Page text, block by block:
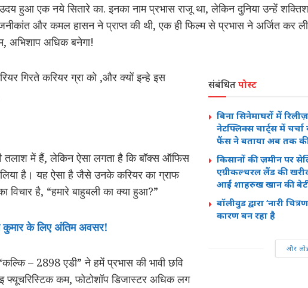
हुआ एक नये सितारे का. इनका नाम प्रभास राजू था, लेकिन दुनिया उन्हें
और कमल हासन ने प्राप्त की थी, एक ही फिल्म से प्रभास ने अर्जित कर
अभिशाप अधिक बनेगा!
संबंधितपोस्ट
बिना सिनेमाघरों में
नेटफ्लिक्स चार्ट्स में चर्चा
फैंस ने बताया अब तक
किसानों की ज़मीन पर
एग्रीकल्चरल लैंड की
आईं शाहरुख खान की
बॉलीवुड द्वारा ‘नारी
कारण बन रहा है
और
गिरते करियर ग्रा को ,और क्यों इन्हे इस
तलाश में हैं, लेकिन ऐसा लगता है कि बॉक्स ऑफिस
है। यह ऐसा है जैसे उनके करियर का ग्राफ
है, “हमारे बाहुबली का क्या हुआ?”
के लिए अंतिम अवसर!
– 2898 एडी” ने हमें प्रभास की भावी छवि
फ्यूचरिस्टिक कम, फोटोशॉप डिजास्टर अधिक लग